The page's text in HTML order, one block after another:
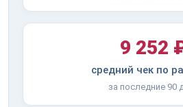
9 252
средний чек по
за последние 90